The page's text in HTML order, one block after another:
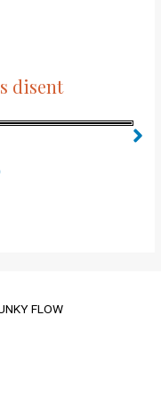
disent
FLOW